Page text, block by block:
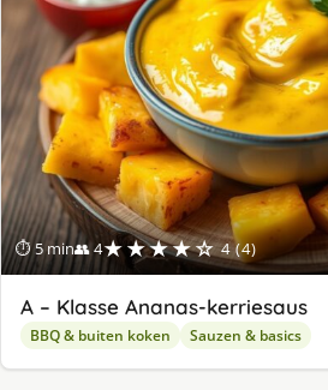
⏱ 5 min👥 4★★★★☆ 4 (4)
A – Klasse Ananas-kerriesaus
BBQ & buiten koken Sauzen & basics